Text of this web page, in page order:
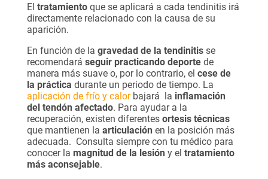
El tratamiento que se aplicará a cada tendinitis irá
directamente relacionado con la causa de su
aparición.
En función de la gravedad de la tendinitis se
recomendará seguir practicando deporte de
manera más suave o, por lo contrario, el cese de
la práctica durante un periodo de tiempo. La
aplicación de frío y calorbajará la inflamación
del tendón afectado. Para ayudar a la
recuperación, existen diferentes ortesis técnicas
que mantienen la articulación en la posición más
adecuada. Consulta siempre con tu médico para
conocer la magnitud de la lesión y el tratamiento
más aconsejable.